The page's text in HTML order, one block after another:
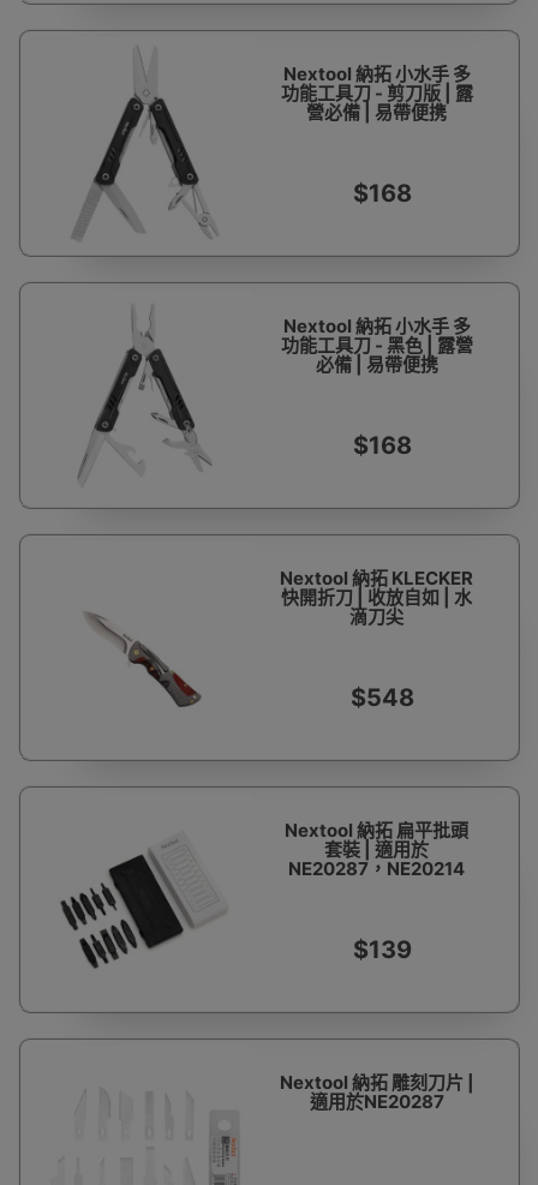
Nextool 納拓 小水手 多
功能工具刀 - 剪刀版 | 露
營必備 | 易帶便携
$168
Nextool 納拓 小水手 多
功能工具刀 - 黑色 | 露營
必備 | 易帶便携
$168
Nextool 納拓 KLECKER
快開折刀 | 收放自如 | 水
滴刀尖
$548
Nextool 納拓 扁平批頭
套裝 | 適用於
NE20287，NE20214
$139
Nextool 納拓 雕刻刀片 |
適用於NE20287